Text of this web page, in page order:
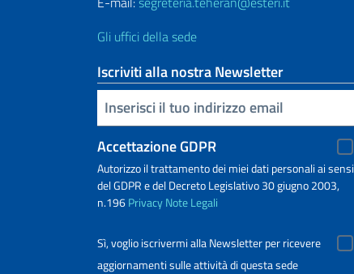
Gli uffici della sede
Iscriviti alla nostra Newsletter
Inserisci la tua email
Accettazione GDPR
Autorizzo il trattamento dei miei dati personali ai sensi
del GDPR e del Decreto Legislativo 30 giugno 2003,
n.196PrivacyNote Legali
Sì, voglio iscrivermi alla Newsletter per ricevere
aggiornamenti sulle attività di questa sede